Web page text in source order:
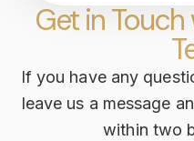
Get in
If you have any
leave us a message
within two